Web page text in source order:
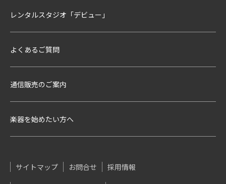
レンタルスタジオ「デビュー」
よくあるご質問
通信販売のご案内
楽器を始めたい方へ
サイトマップ お問合せ
採用情報